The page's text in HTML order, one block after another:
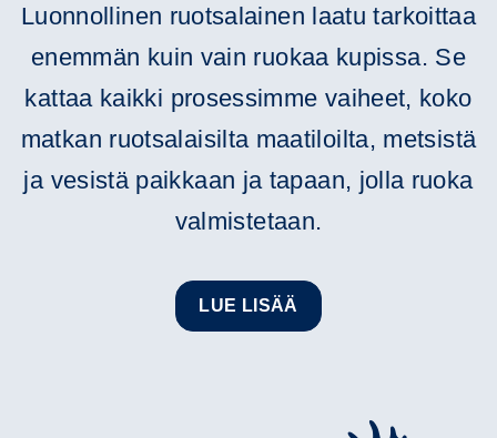
Luonnollinen ruotsalainen laatu tarkoittaa
enemmän kuin vain ruokaa kupissa. Se
kattaa kaikki prosessimme vaiheet, koko
matkan ruotsalaisilta maatiloilta, metsistä
ja vesistä paikkaan ja tapaan, jolla ruoka
valmistetaan.
LUE LISÄÄ